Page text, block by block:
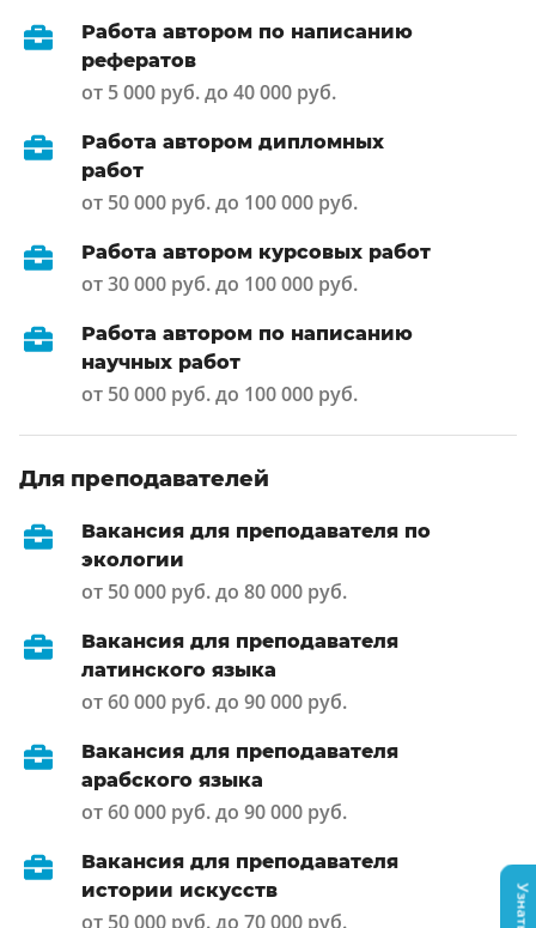
Работа автором по написанию
рефератов
от 5 000 руб. до 40 000 руб.
Работа автором дипломных
работ
от 50 000 руб. до 100 000 руб.
Работа автором курсовых работ
от 30 000 руб. до 100 000 руб.
Работа автором по написанию
научных работ
от 50 000 руб. до 100 000 руб.
Для преподавателей
Вакансия для преподавателя по
экологии
от 50 000 руб. до 80 000 руб.
Вакансия для преподавателя
латинского языка
от 60 000 руб. до 90 000 руб.
Вакансия для преподавателя
арабского языка
от 60 000 руб. до 90 000 руб.
Вакансия для преподавателя
истории искусств
от 50 000 руб. до 70 000 руб.